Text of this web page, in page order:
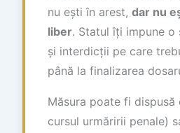
nu ești în arest, dar nu
liber. Statul îți impune o
și interdicții pe care
până la finalizarea
Măsura poate fi dispusă
cursul urmăririi penale)